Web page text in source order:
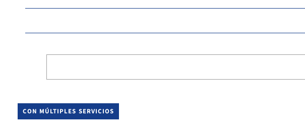
CON MÚLTIPLES SERVICIOS